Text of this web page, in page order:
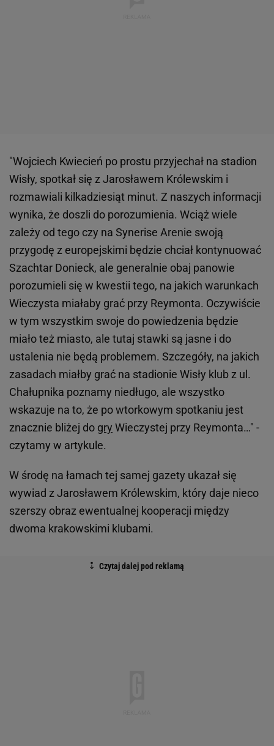
"Wojciech Kwiecień po prostu przyjechał na stadion
Wisły, spotkał się z Jarosławem Królewskim i
rozmawiali kilkadziesiąt minut. Z naszych informacji
wynika, że doszli do porozumienia. Wciąż wiele
zależy od tego czy na Synerise Arenie swoją
przygodę z europejskimi będzie chciał kontynuować
Szachtar Donieck, ale generalnie obaj panowie
porozumieli się w kwestii tego, na jakich warunkach
Wieczysta miałaby grać przy Reymonta. Oczywiście
w tym wszystkim swoje do powiedzenia będzie
miało też miasto, ale tutaj stawki są jasne i do
ustalenia nie będą problemem. Szczegóły, na jakich
zasadach miałby grać na stadionie Wisły klub z ul.
Chałupnika poznamy niedługo, ale wszystko
wskazuje na to, że po wtorkowym spotkaniu jest
znacznie bliżej do gry Wieczystej przy Reymonta…" -
czytamy w artykule.
W środę na łamach tej samej gazety ukazał się
wywiad z Jarosławem Królewskim, który daje nieco
szerszy obraz ewentualnej kooperacji między
dwoma krakowskimi klubami.